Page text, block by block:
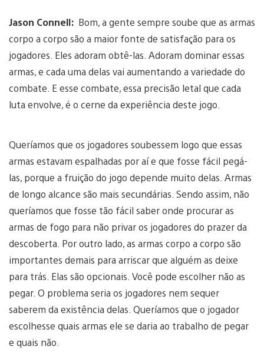
Jason Connell: Bom, a gente sempre soube que as armas
corpo a corpo são a maior fonte de satisfação para os
jogadores. Eles adoram obtê-las. Adoram dominar essas
armas, e cada uma delas vai aumentando a variedade do
combate. E esse combate, essa precisão letal que cada
luta envolve, é o cerne da experiência deste jogo.
Queríamos que os jogadores soubessem logo que essas
armas estavam espalhadas por aí e que fosse fácil pegá-
las, porque a fruição do jogo depende muito delas. Armas
de longo alcance são mais secundárias. Sendo assim, não
queríamos que fosse tão fácil saber onde procurar as
armas de fogo para não privar os jogadores do prazer da
descoberta. Por outro lado, as armas corpo a corpo são
importantes demais para arriscar que alguém as deixe
para trás. Elas são opcionais. Você pode escolher não as
pegar. O problema seria os jogadores nem sequer
saberem da existência delas. Queríamos que o jogador
escolhesse quais armas ele se daria ao trabalho de pegar
e quais não.